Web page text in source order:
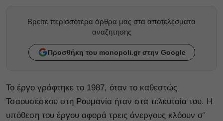
Βρείτε περισσότερα άρθρα μας στα αποτελέσματα
αναζητησης
Προσθήκη του monopoli.gr στην Google
Το έργο γράφτηκε το 1987, όταν το καθεστώς
Τσαουσέσκου στη Ρουμανία ήταν στα τελευταία του. Η
υπόθεση του έργου αφορά τρεις άνεργους κλόουν σ’